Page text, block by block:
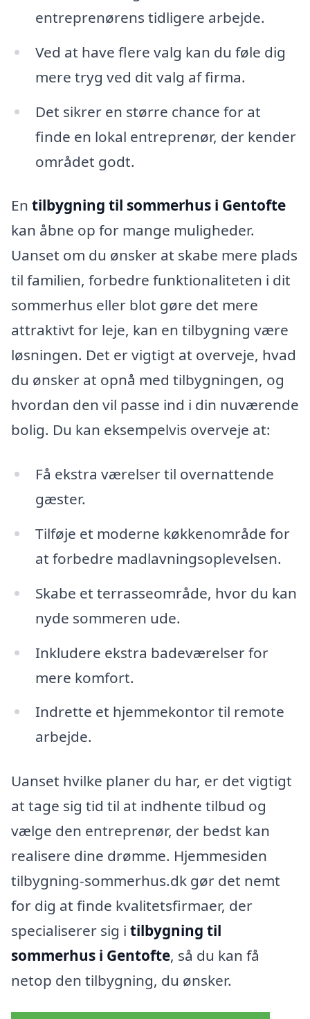
entreprenørens tidligere arbejde.
Ved at have flere valg kan du føle dig
mere tryg ved dit valg af firma.
Det sikrer en større chance for at
finde en lokal entreprenør, der kender
området godt.
En tilbygning til sommerhus i Gentofte
kan åbne op for mange muligheder.
Uanset om du ønsker at skabe mere plads
til familien, forbedre funktionaliteten i dit
sommerhus eller blot gøre det mere
attraktivt for leje, kan en tilbygning være
løsningen. Det er vigtigt at overveje, hvad
du ønsker at opnå med tilbygningen, og
hvordan den vil passe ind i din nuværende
bolig. Du kan eksempelvis overveje at:
Få ekstra værelser til overnattende
gæster.
Tilføje et moderne køkkenområde for
at forbedre madlavningsoplevelsen.
Skabe et terrasseområde, hvor du kan
nyde sommeren ude.
Inkludere ekstra badeværelser for
mere komfort.
Indrette et hjemmekontor til remote
arbejde.
Uanset hvilke planer du har, er det vigtigt
at tage sig tid til at indhente tilbud og
vælge den entreprenør, der bedst kan
realisere dine drømme. Hjemmesiden
tilbygning-sommerhus.dk gør det nemt
for dig at finde kvalitetsfirmaer, der
specialiserer sig i tilbygning til
sommerhus i Gentofte, så du kan få
netop den tilbygning, du ønsker.